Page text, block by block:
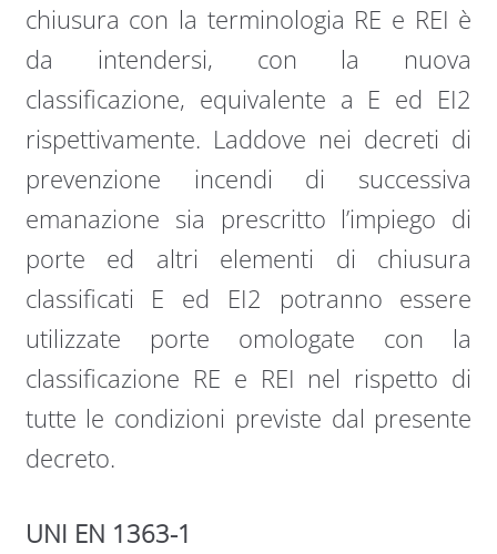
chiusura con la terminologia RE e REI è
da intendersi, con la nuova
classificazione, equivalente a E ed EI2
rispettivamente. Laddove nei decreti di
prevenzione incendi di successiva
emanazione sia prescritto l’impiego di
porte ed altri elementi di chiusura
classificati E ed EI2 potranno essere
utilizzate porte omologate con la
classificazione RE e REI nel rispetto di
tutte le condizioni previste dal presente
decreto.
UNI EN 1363-1